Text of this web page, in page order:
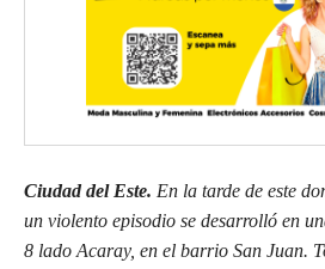
Ciudad del Este. En la tarde de este
un violento episodio se desarrolló en
8 lado Acaray, en el barrio San Juan.